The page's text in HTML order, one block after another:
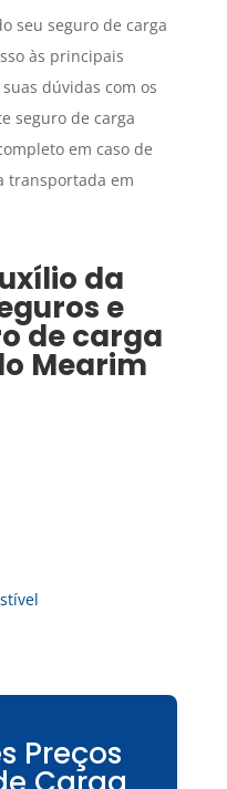
seu seguro de carga
às principais
dúvidas com os
seguro de carga
em caso de
transportada em
da
e
de carga
Mearim
Preços